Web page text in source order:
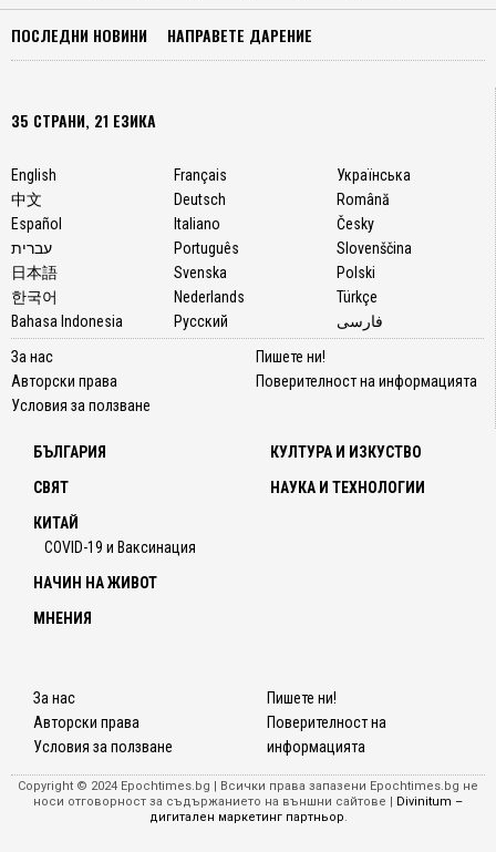
ПОСЛЕДНИ НОВИНИ НАПРАВЕТЕ ДАРЕНИЕ
35 СТРАНИ, 21 ЕЗИКА
English
中文
Español
עברית
日本語
한국어
Bahasa Indonesia
Français
Deutsch
Italiano
Português
Svenska
Nederlands
Русский
Українська
Română
Česky
Slovenščina
Polski
Türkçe
فارسی
За нас
Авторски права
Условия за ползване
Пишете ни!
Поверителност на информацията
БЪЛГАРИЯ
СВЯТ
КИТАЙ
COVID-19 и Ваксинация
КУЛТУРА И ИЗКУСТВО
НАУКА И ТЕХНОЛОГИИ
НАЧИН НА ЖИВОТ
МНЕНИЯ
За нас
Авторски права
Условия за ползване
Пишете ни!
Поверителност на
информацията
Copyright © 2024 Epochtimes.bg | Всички права запазени Epochtimes.bg не
носи отговорност за съдържанието на външни сайтове | Divinitum –
дигитален маркетинг партньор.